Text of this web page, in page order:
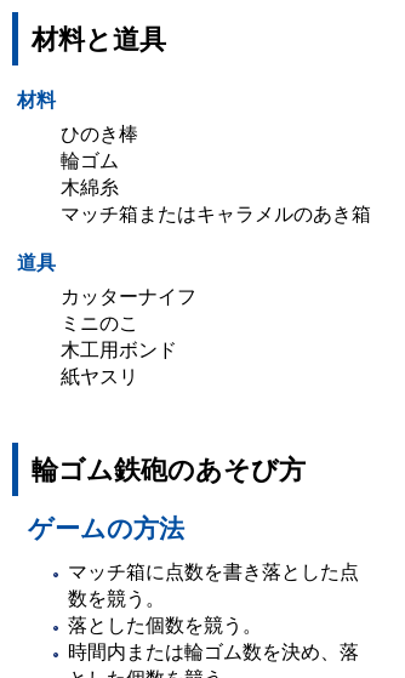
材料と道具
材料
ひのき棒
輪ゴム
木綿糸
マッチ箱またはキャラメルのあき箱
道具
カッターナイフ
ミニのこ
木工用ボンド
紙ヤスリ
輪ゴム鉄砲のあそび方
ゲームの方法
マッチ箱に点数を書き落とした点
数を競う。
落とした個数を競う。
時間内または輪ゴム数を決め、落